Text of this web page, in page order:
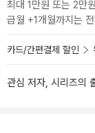
최대 1만원 또는 2만
급월 +1개월까지는
카드/간편결제 할인
관심 저자, 시리즈의